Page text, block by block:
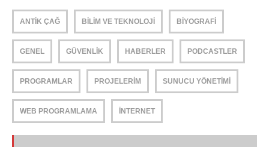
ANTIK ÇAĞ BILIM VE TEKNOLOJI BIYOGRAFI
GENEL GÜVENLIK HABERLER PODCASTLER
PROGRAMLAR PROJELERIM SUNUCU YÖNETIMI
WEB PROGRAMLAMA İNTERNET